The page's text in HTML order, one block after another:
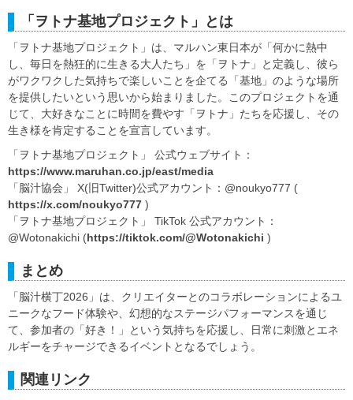
「ヲトナ基地プロジェクト」とは
「ヲトナ基地プロジェクト」は、マルハン東日本が「何かに熱中
し、毎日を熱狂的に生きる大人たち」を「ヲトナ」と定義し、彼ら
がワクワクした気持ちで楽しいことを企てる「基地」のような場所
を提供したいという思いから始まりました。このプロジェクトを通
じて、大好きなことに時間を費やす「ヲトナ」たちを応援し、その
生き様を肯定することを宣言しています。
「ヲトナ基地プロジェクト」 公式ウェブサイト：
https://www.maruhan.co.jp/east/media
「脳汁協会」 X(旧Twitter)公式アカウント：@noukyo777 (
https://x.com/noukyo777 )
「ヲトナ基地プロジェクト」 TikTok 公式アカウント：
@Wotonakichi (https://tiktok.com/@Wotonakichi )
まとめ
「脳汁横丁2026」は、クリエイターとのコラボレーションによるユ
ニークなフード体験や、幻想的なステージパフォーマンスを通じ
て、参加者の「好き！」という気持ちを応援し、日常に刺激とエネ
ルギーをチャージできるイベントとなるでしょう。
関連リンク